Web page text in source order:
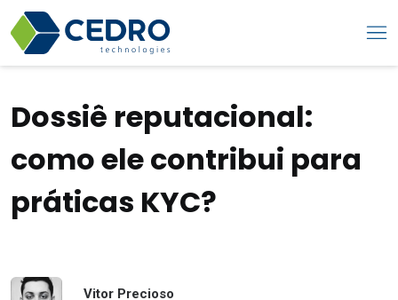
Dossiê reputacional:
como ele contribui para
práticas KYC?
Vitor Precioso